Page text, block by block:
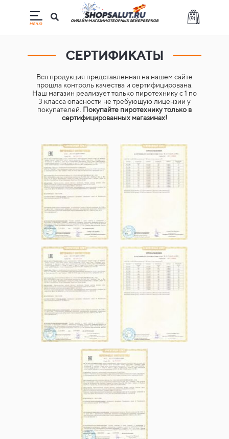
(0)
ОНЛАЙН-МАГАЗИН ОТБОРНЫХ ФЕЙЕРВЕРКОВ
СЕРТИФИКАТЫ
Вся продукция представленная на нашем сайте
прошла контроль качества и сертифицирована.
Наш магазин реализует только пиротехнику с 1 по
3 класса опасности не требующую лицензии у
покупателей. Покупайте пиротехнику только в
сертифицированных магазинах!